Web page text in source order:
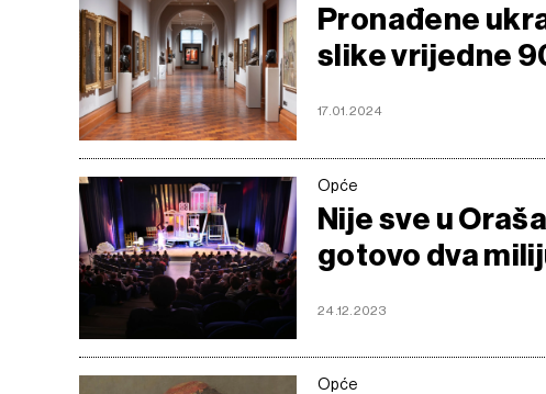
Pronađene
slike vrijedne
17.01.2024
Opće
Nije sve u
gotovo dva
24.12.2023
Opće